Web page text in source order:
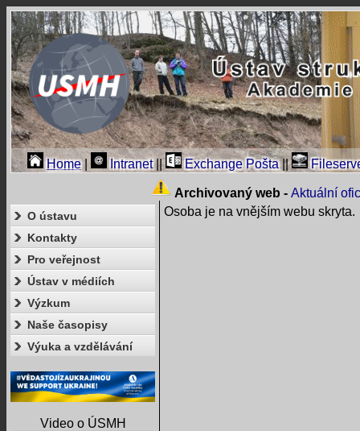
Home| Intranet|| Exchange Pošta ||
Archivovaný web - Aktuální
O ústavu
Kontakty
Pro veřejnost
Ústav v médiích
Výzkum
Naše časopisy
Výuka a vzdělávání
Video o ÚSMH
Osoba je na vnějším webu skryta.